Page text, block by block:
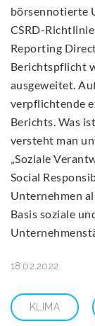
börsennotierte
CSRD-
Reporting
Berichtspflicht
ausgeweitet.
verpflichtende
Berichts. Was
versteht man
„Soziale
Social
Unternehmen
Basis soziale
18.02.2022
KLIMA